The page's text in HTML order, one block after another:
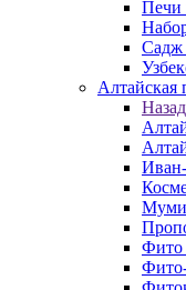
Печи
Садж
Алтайская
Назад
Фито